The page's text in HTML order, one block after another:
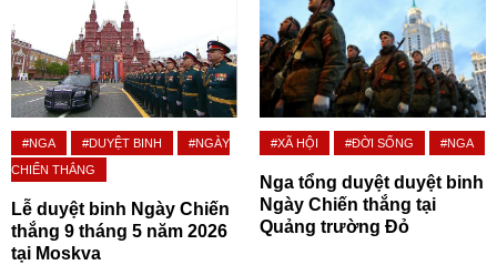
#NGA #DUYỆT BINH
#NGÀY
CHIẾN THẮNG
Lễ duyệt binh Ngày Chiến
thắng 9 tháng 5 năm 2026
tại Moskva
#XÃ HỘI #ĐỜI SỐNG #NGA
Nga tổng duyệt duyệt binh
Ngày Chiến thắng tại
Quảng trường Đỏ